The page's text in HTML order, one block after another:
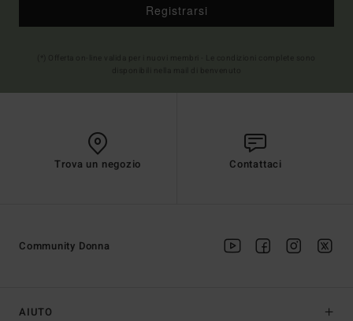
Registrarsi
Trova un negozio Contattaci
AIUTO
Community Donna